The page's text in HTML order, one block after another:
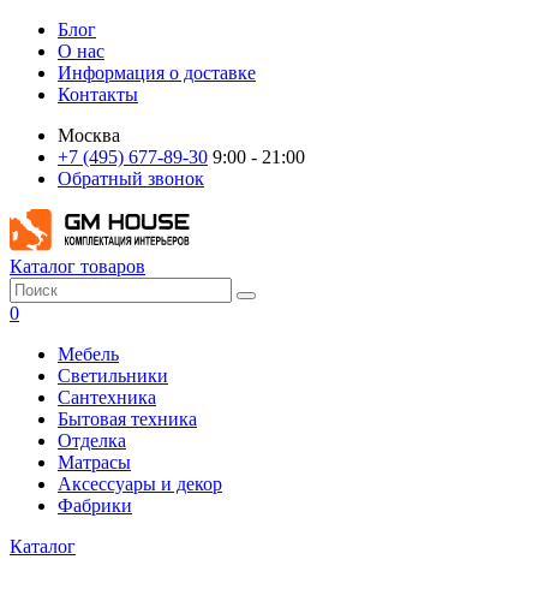
Блог
О нас
Информация о доставке
Контакты
Москва
+7 (495) 677-89-30 9:00 - 21:00
Обратный звонок
Каталог товаров
0
Мебель
Светильники
Сантехника
Бытовая техника
Отделка
Матрасы
Аксессуары и декор
Фабрики
Каталог